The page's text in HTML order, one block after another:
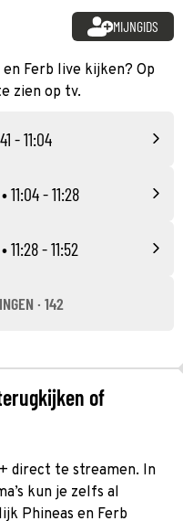
MIJNGIDS
Ferb live kijken? Op
zien op tv.
- 11:04
• 11:04 - 11:28
• 11:28 - 11:52
· 142
of
direct te streamen. In
kun je zelfs al
Phineas en Ferb